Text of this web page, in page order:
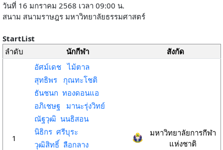
วันที่ 16 มกราคม 2568 เวลา 09:00 น.
สนาม สนามราษฎร มหาวิทยาลัยธรรมศาสตร์
StartList
ลำดับ
นักกีฬา สังกัด
1
อัศม์เดช ไม้ตาล
สุทธิพร กุณทะโชติ
ธันชนก ทองดอนแอ
อภิเชษฐ มานะรุ่งวิทย์
ณัฐวุฒิ นนธิสอน
นิธิกร ศรีบุระ
วุฒิสิทธิ์ ลือกลาง
มหาวิทยาลัยการกีฬา
แห่งชาติ